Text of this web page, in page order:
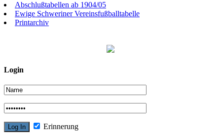
Abschlußtabellen ab 1904/05
Ewige Schweriner Vereinsfußballtabelle
Printarchiv
Login
Erinnerung